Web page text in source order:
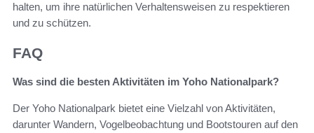
halten, um ihre natürlichen Verhaltensweisen zu respektieren
und zu schützen.
FAQ
Was sind die besten Aktivitäten im Yoho Nationalpark?
Der Yoho Nationalpark bietet eine Vielzahl von Aktivitäten,
darunter Wandern, Vogelbeobachtung und Bootstouren auf den